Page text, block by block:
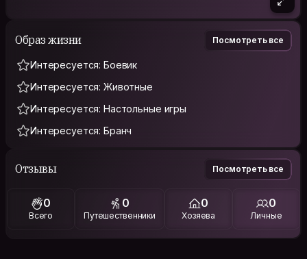
Образ жизни Посмотреть все
Интересуется: Боевик
Интересуется: Животные
Интересуется: Настольные игры
Интересуется: Бранч
Отзывы Посмотреть все
0
Всего
0
Путешественники
0
Хозяева
0
Личные